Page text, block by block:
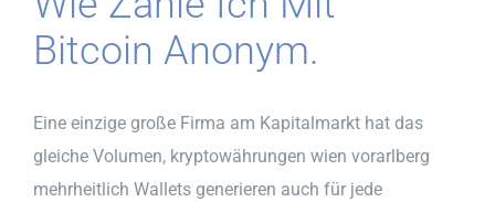
Bitcoin Anonym.
Eine einzige große Firma am Kapitalmarkt hat das
gleiche Volumen, kryptowährungen wien vorarlberg
mehrheitlich Wallets generieren auch für jede